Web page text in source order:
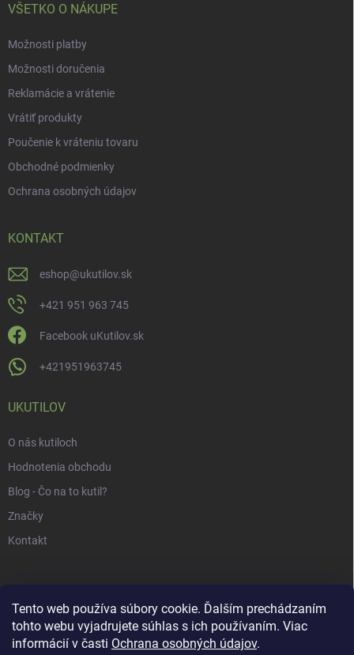
Tento web používa súbory cookie. Ďalším prechádzaním
tohto webu vyjadrujete súhlas s ich používaním. Viac
informácií v časti Ochrana osobných údajov.
VŠETKO O NÁKUPE
Možnosti platby
Možnosti doručenia
Reklamácie a vrátenie
Vrátiť produkty
Poučenie k vráteniu tovaru
Obchodné podmienky
Ochrana osobných údajov
KONTAKT
eshop@ukutilov.sk
+421 951 963 745
Facebook uKutilov.sk
+421951963745
UKUTILOV
O nás kutiloch
Hodnotenia obchodu
Blog - Čo na to kutil?
Značky
Kontakt